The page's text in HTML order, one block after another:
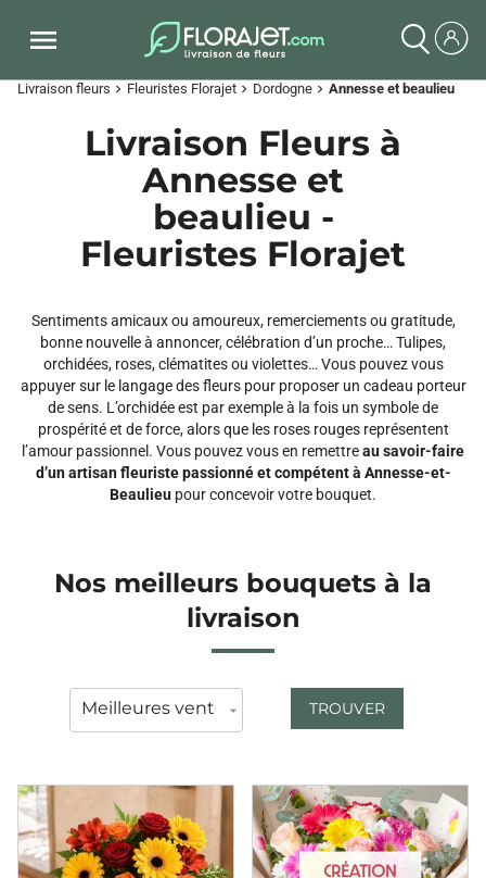
Livraison fleurs chevron_right Fleuristes Florajet chevron_right Dordogne chevron_right Annesse et beaulieu
Livraison Fleurs à
Annesse et
beaulieu -
Fleuristes Florajet
Sentiments amicaux ou amoureux, remerciements ou gratitude,
bonne nouvelle à annoncer, célébration d’un proche… Tulipes,
orchidées, roses, clématites ou violettes… Vous pouvez vous
appuyer sur le langage des fleurs pour proposer un cadeau porteur
de sens. L’orchidée est par exemple à la fois un symbole de
prospérité et de force, alors que les roses rouges représentent
l’amour passionnel. Vous pouvez vous en remettreau savoir-faire
d’un artisan fleuriste passionné et compétent à Annesse-et-
Beaulieu pour concevoir votre bouquet.
Nos meilleurs bouquets à la
livraison
TROUVER